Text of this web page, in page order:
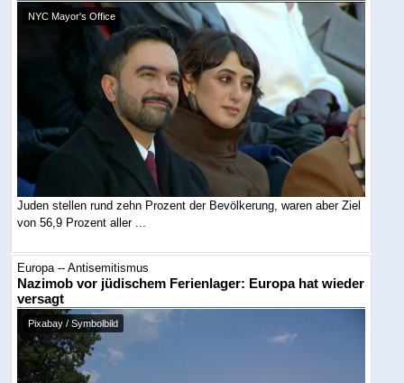
NYC Mayor's Office
Juden stellen rund zehn Prozent der Bevölkerung, waren aber Ziel
von 56,9 Prozent aller ...
Europa -- Antisemitismus
Nazimob vor jüdischem Ferienlager: Europa hat wieder
versagt
Pixabay / Symbolbild